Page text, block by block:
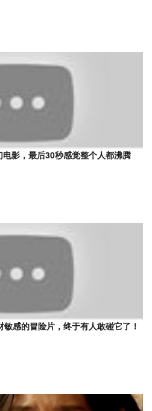
电影，最后30秒感觉整个人都沸腾
敏感的冒险片，终于有人敢碰它了！